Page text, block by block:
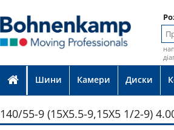
Шини Камери Диски
140/55-9 (15X5.5-9,15X5 1/2-9)